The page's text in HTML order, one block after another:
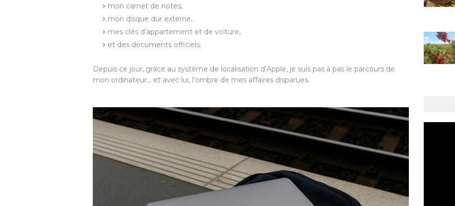
mon carnet de notes,
mon disque dur externe,
mes clés d’appartement et de voiture,
et des documents officiels.
Depuis ce jour, grâce au système de localisation d’Apple, je suis pas à pas le parcours de
mon ordinateur… et avec lui, l’ombre de mes affaires disparues.